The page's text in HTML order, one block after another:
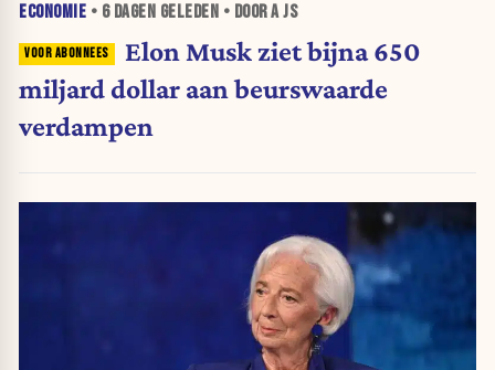
ECONOMIE • 6 DAGEN GELEDEN • DOOR A JS
Elon Musk ziet bijna 650
miljard dollar aan beurswaarde
verdampen